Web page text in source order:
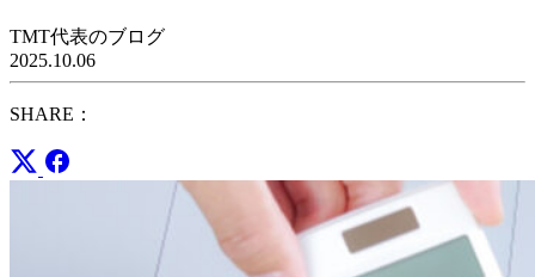
TMT代表のブログ
2025.10.06
SHARE：